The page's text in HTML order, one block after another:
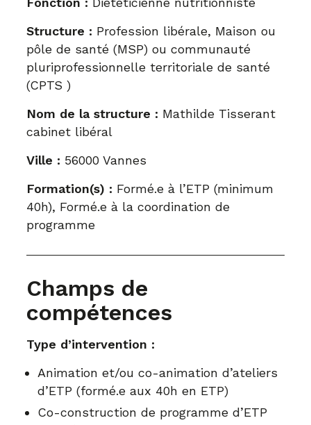
Structure : Profession libérale, Maison ou
pôle de santé (MSP) ou communauté
pluriprofessionnelle territoriale de santé
(CPTS )
Nom de la structure : Mathilde Tisserant
cabinet libéral
Ville : 56000 Vannes
Formation(s) : Formé.e à l’ETP (minimum
40h), Formé.e à la coordination de
programme
Champs de
compétences
Type d’intervention :
Animation et/ou co-animation d’ateliers
d’ETP (formé.e aux 40h en ETP)
Co-construction de programme d’ETP